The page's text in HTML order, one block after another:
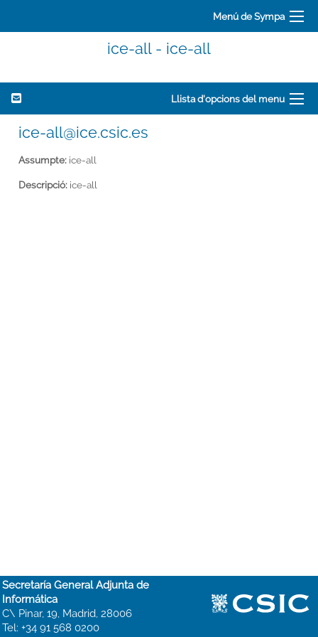
Menú de Sympa
ice-all - ice-all
Llista d'opcions del menu
ice-all@ice.csic.es
Assumpte: ice-all
Descripció: ice-all
Secretaría General Adjunta de
Informática
C\ Pinar, 19, Madrid, 28006
Tel: +34 91 568 0200